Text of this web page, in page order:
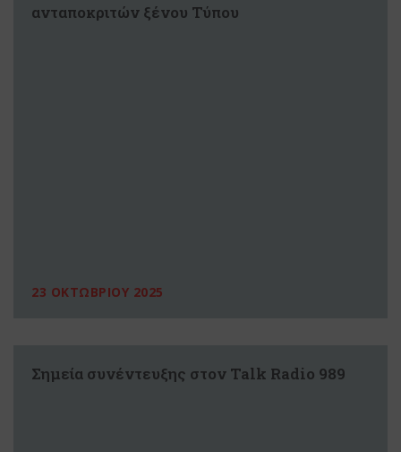
ανταποκριτών ξένου Τύπου
23 ΟΚΤΩΒΡΙΟΥ 2025
Σημεία συνέντευξης στον Talk Radio 989